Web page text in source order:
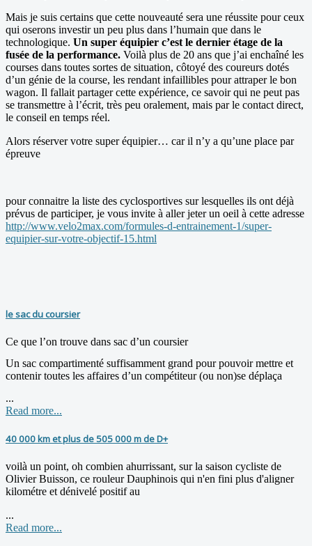
Mais je suis certains que cette nouveauté sera une réussite pour ceux
qui oserons investir un peu plus dans l’humain que dans le
technologique. Un super équipier c’est le dernier étage de la
fusée de la performance. Voilà plus de 20 ans que j’ai enchaîné les
courses dans toutes sortes de situation, côtoyé des coureurs dotés
d’un génie de la course, les rendant infaillibles pour attraper le bon
wagon. Il fallait partager cette expérience, ce savoir qui ne peut pas
se transmettre à l’écrit, très peu oralement, mais par le contact direct,
le conseil en temps réel.
Alors réserver votre super équipier… car il n’y a qu’une place par
épreuve
pour connaitre la liste des cyclosportives sur lesquelles ils ont déjà
prévus de participer, je vous invite à aller jeter un oeil à cette adresse
http://www.velo2max.com/formules-d-entrainement-1/super-
equipier-sur-votre-objectif-15.html
le sac du coursier
Ce que l’on trouve dans sac d’un coursier
Un sac compartimenté suffisamment grand pour pouvoir mettre et
contenir toutes les affaires d’un compétiteur (ou non)se déplaça
...
Read more...
40 000 km et plus de 505 000 m de D+
voilà un point, oh combien ahurrissant, sur la saison cycliste de
Olivier Buisson, ce rouleur Dauphinois qui n'en fini plus d'aligner
kilométre et dénivelé positif au
...
Read more...